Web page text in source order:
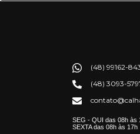
(48) 99162-
(48) 3093-
SEG - QUI das 08h às
SEXTA das 08h às 17h